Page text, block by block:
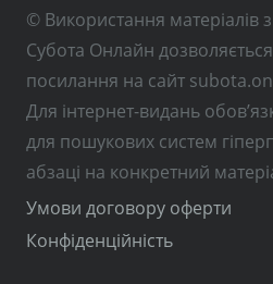
© Використання матеріалів
Субота Онлайн
посилання на сайт
Для інтернет-видань
для пошукових систем
абзаці на конкретний
Умови договору оферти
Конфіденційність